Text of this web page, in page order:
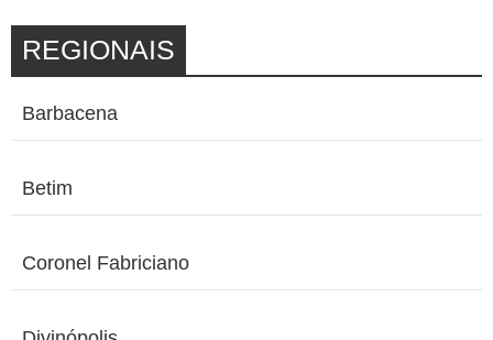
REGIONAIS
Barbacena
Betim
Coronel Fabriciano